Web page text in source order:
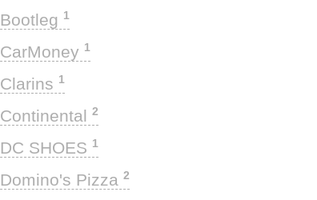
Bootleg 1
CarMoney 1
Clarins 1
Continental 2
DC SHOES 1
Domino's Pizza 2